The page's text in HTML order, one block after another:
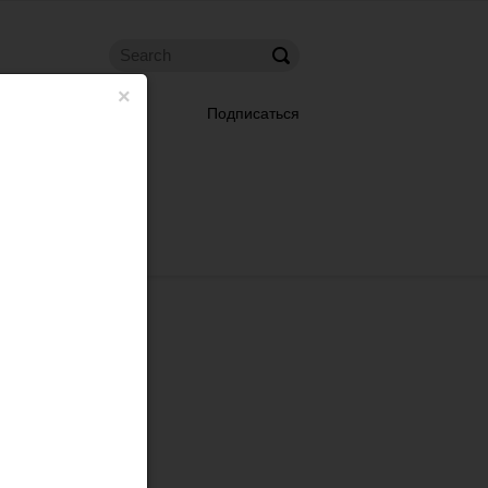
×
Подписаться